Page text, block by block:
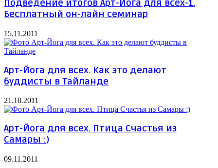
Подведение итогов Арт-Йога для всех-1.
Бесплатный он-лайн семинар
15.11.2011
Арт-Йога для всех. Как это делают
буддисты в Тайланде
21.10.2011
Арт-Йога для всех. Птица Счастья из
Самары :)
09.11.2011